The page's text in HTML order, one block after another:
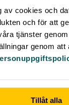
av cookies och
och för att
tjänster
genom
Tillåt alla